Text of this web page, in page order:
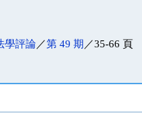
學評論／第 49 期 ／35-66 頁